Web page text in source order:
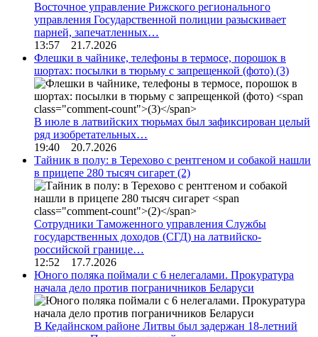
Восточное управление Рижского регионального
управления Государственной полиции разыскивает
парней, запечатленных…
13:57 21.7.2026
Флешки в чайнике, телефоны в термосе, порошок в
шортах: посылки в тюрьму с запрещенкой (фото) (3)
В июле в латвийских тюрьмах был зафиксирован целый
ряд изобретательных…
19:40 20.7.2026
Тайник в полу: в Терехово с рентгеном и собакой нашли
в прицепе 280 тысяч сигарет (2)
Сотрудники Таможенного управления Службы
государственных доходов (СГД) на латвийско-
российской границе…
12:52 17.7.2026
Юного поляка поймали с 6 нелегалами. Прокуратура
начала дело против пограничников Беларуси
В Кедайнском районе Литвы был задержан 18-летний